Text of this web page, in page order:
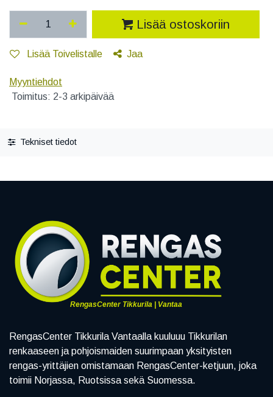
Lisää ostoskoriin
Lisää Toivelistalle Jaa
Myyntiehdot
Toimitus: 2-3 arkipäivää
Tekniset tiedot
RengasCenter Tikkurila | Vantaa
RengasCenter Tikkurila Vantaalla kuuluuu Tikkurilan
renkaaseen ja pohjoismaiden suurimpaan yksityisten
rengas-yrittäjien omistamaan RengasCenter-ketjuun, joka
toimii Norjassa, Ruotsissa sekä Suomessa.